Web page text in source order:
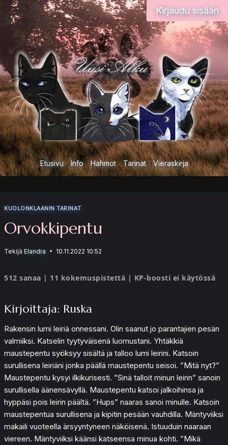
Siirry
sisältöön
Kirjaudu sisään
Etusivu Info Hahmot Tarinat Vieraskirja
KUOLONKLAANIN TARINAT
Orvokkipentu
Tekijä Elandra 10.11.2022 10:52
512 sanaa | 11 kokemuspistettä | KP-boosti ei käytössä
Kirjoittaja: Ruska
Rakensin lumi leiriä onnessani. Olin saanut jo parantajien pesän
valmiiksi. Katselin tyytyväisenä luomustani. Yhtäkkiä
maustepentu syöksyy sisältä ja talloo lumi leirini. Katsoin
surullisena leiriäni jonka päällä maustepentu seisoi. ”Mitä nyt?”
Maustepentu kysyi ilkikurisesti. ”Sinä talloit minun leirin” sanoin
surullisella äänensävyllä. Maustepentu katsoi jalkoihinsa ja
hyppäsi pois leirin päältä. ”Hups” naaras sanoi minulle. Katsoin
maustepentua surullisena ja kipitin pesään vauhdilla. Mäntyviiksi
makaili vuoteella ärsyyntyneen näköisenä. Istuuduin naaraan
viereen. Mäntyviiksi käänsi katseensa minua kohti. ”Mikä